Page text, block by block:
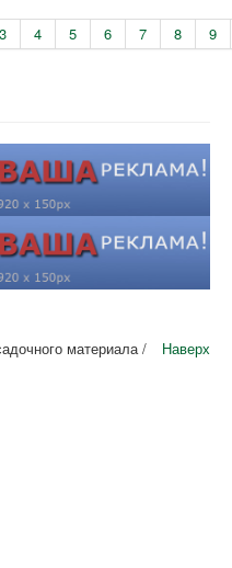
3 4 5 6 7 8 9
Наверх
материала /